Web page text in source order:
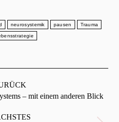
neurosystemik pausen Trauma
Vorheriger
– mit einem anderen Blick